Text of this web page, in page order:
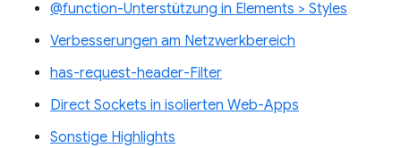
@function-Unterstützung in Elements > Styles
Verbesserungen am Netzwerkbereich
has-request-header-Filter
Direct Sockets in isolierten Web-Apps
Sonstige Highlights